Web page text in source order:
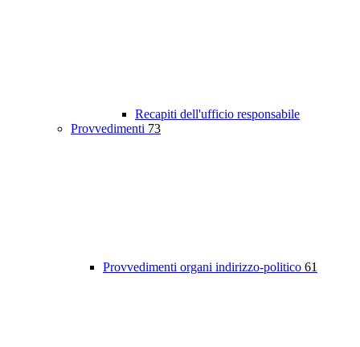
Recapiti dell'ufficio responsabile
Provvedimenti 73
Provvedimenti organi indirizzo-politico 61